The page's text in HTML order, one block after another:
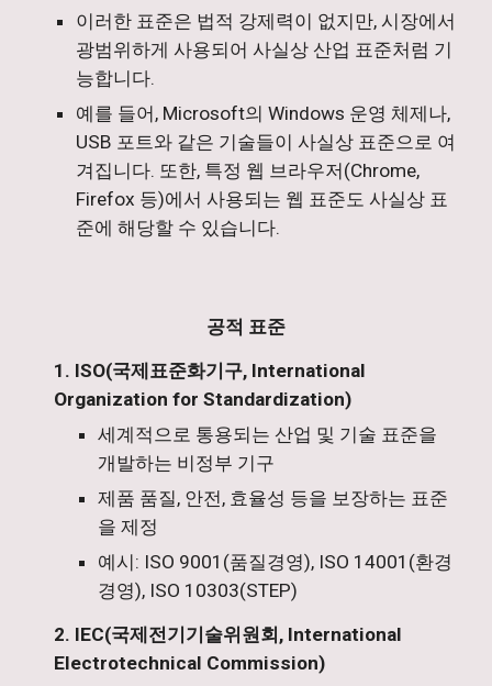
이러한 표준은 법적 강제력이 없지만, 시장에서
광범위하게 사용되어 사실상 산업 표준처럼 기
능합니다.
예를 들어, Microsoft의 Windows 운영 체제나,
USB 포트와 같은 기술들이 사실상 표준으로 여
겨집니다. 또한, 특정 웹 브라우저(Chrome,
Firefox 등)에서 사용되는 웹 표준도 사실상 표
준에 해당할 수 있습니다.
공적 표준
1. ISO(국제표준화기구, International
Organization for Standardization)
세계적으로 통용되는 산업 및 기술 표준을
개발하는 비정부 기구
제품 품질, 안전, 효율성 등을 보장하는 표준
을 제정
예시: ISO 9001(품질경영), ISO 14001(환경
경영), ISO 10303(STEP)
2. IEC(국제전기기술위원회, International
Electrotechnical Commission)